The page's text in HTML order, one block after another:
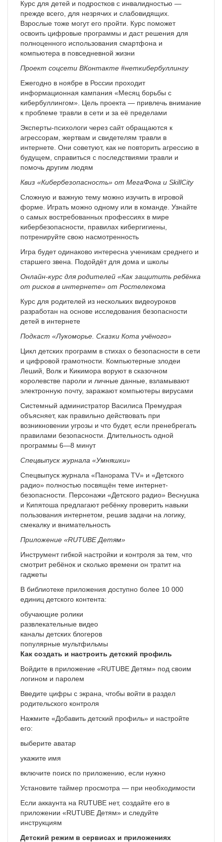
Курс для детей и подростков с инвалидностью —
прежде всего, для незрячих и слабовидящих.
Взрослые тоже могут его пройти. Курс поможет
освоить цифровые программы и даст решения для
полноценного использования смартфона и
компьютера в повседневной жизни
Проект соцсети ВКонтакте #неткибербуллингу
Ежегодно в ноябре в России проходит
информационная кампания «Месяц борьбы с
кибербуллингом». Цель проекта — привлечь внимание
к проблеме травли в сети и за её пределами
Эксперты-психологи через сайт обращаются к
агрессорам, жертвам и свидетелям травли в
интернете. Они советуют, как не повторить агрессию в
будущем, справиться с последствиями травли и
помочь другим людям
Квиз «Кибербезопасность» от МегаФона и SkillCity
Сложную и важную тему можно изучить в игровой
форме. Играть можно одному или в команде. Узнайте
о самых востребованных профессиях в мире
кибербезопасности, правилах кибергигиены,
потренируйте свою насмотренность
Игра будет одинаково интересна ученикам среднего и
старшего звена. Подойдёт для дома и школы
Онлайн-курс для родителей «Как защитить ребёнка
от рисков в интернете» от Ростелекома
Курс для родителей из нескольких видеоуроков
разработан на основе исследования безопасности
детей в интернете
Подкаст «Лукоморье. Сказки Кота учёного»
Цикл детских программ в стихах о безопасности в сети
и цифровой грамотности. Компьютерные злодеи
Леший, Волк и Кикимора воруют в сказочном
королевстве пароли и личные данные, взламывают
электронную почту, заражают компьютеры вирусами
Системный администратор Василиса Премудрая
объясняет, как правильно действовать при
возникновении угрозы и что будет, если пренебрегать
правилами безопасности. Длительность одной
программы 6—8 минут
Спецвыпуск журнала «Умняшки»
Спецвыпуск журнала «Панорама TV» и «Детского
радио» полностью посвящён теме интернет-
безопасности. Персонажи «Детского радио» Веснушка
и Кипятоша предлагают ребёнку проверить навыки
пользования интернетом, решив задачи на логику,
смекалку и внимательность
Приложение «RUTUBE Детям»
Инструмент гибкой настройки и контроля за тем, что
смотрит ребёнок и сколько времени он тратит на
гаджеты
В библиотеке приложения доступно более 10 000
единиц детского контента:
обучающие ролики
развлекательные видео
каналы детских блогеров
популярные мультфильмы
Как создать и настроить детский профиль
Войдите в приложение «RUTUBE Детям» под своим
логином и паролем
Введите цифры с экрана, чтобы войти в раздел
родительского контроля
Нажмите «Добавить детский профиль» и настройте
его:
выберите аватар
укажите имя
включите поиск по приложению, если нужно
Установите таймер просмотра — при необходимости
Если аккаунта на RUTUBE нет, создайте его в
приложении «RUTUBE Детям» и следуйте
инструкциям
Детский режим в сервисах и приложениях